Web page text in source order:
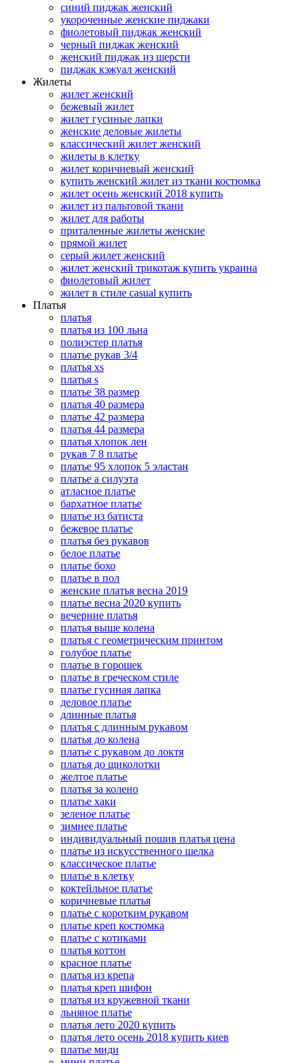
синий пиджак женский
укороченные женские пиджаки
фиолетовый пиджак женский
черный пиджак женский
женский пиджак из шерсти
пиджак кэжуал женский
Жилеты
жилет женский
бежевый жилет
жилет гусиные лапки
женские деловые жилеты
классический жилет женский
жилеты в клетку
жилет коричневый женский
купить женский жилет из ткани костюмка
жилет осень женский 2018 купить
жилет из пальтовой ткани
жилет для работы
приталенные жилеты женские
прямой жилет
серый жилет женский
жилет женский трикотаж купить украина
фиолетовый жилет
жилет в стиле casual купить
Платья
платья
платья из 100 льна
полиэстер платья
платье рукав 3/4
платья xs
платья s
платье 38 размер
платья 40 размера
платье 42 размера
платья 44 размера
платья хлопок лен
рукав 7 8 платье
платье 95 хлопок 5 эластан
платье а силуэта
атласное платье
бархатное платье
платье из батиста
бежевое платье
платья без рукавов
белое платье
платье бохо
платье в пол
женские платья весна 2019
платье весна 2020 купить
вечерние платья
платья выше колена
платья с геометрическим принтом
голубое платье
платье в горошек
платье в греческом стиле
платье гусиная лапка
деловое платье
длинные платья
платья с длинным рукавом
платья до колена
платье с рукавом до локтя
платья до щиколотки
желтое платье
платья за колено
платье хаки
зеленое платье
зимнее платье
индивидуальный пошив платья цена
платье из искусственного шелка
классическое платье
платье в клетку
коктейльное платье
коричневые платья
платье с коротким рукавом
платье креп костюмка
платье с котиками
платья коттон
красное платье
платья из крепа
платья креп шифон
платья из кружевной ткани
льняное платье
платья лето 2020 купить
платья лето осень 2018 купить киев
платье миди